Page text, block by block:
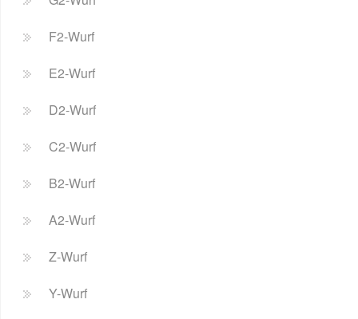
F2-Wurf
E2-Wurf
D2-Wurf
C2-Wurf
B2-Wurf
A2-Wurf
Z-Wurf
Y-Wurf